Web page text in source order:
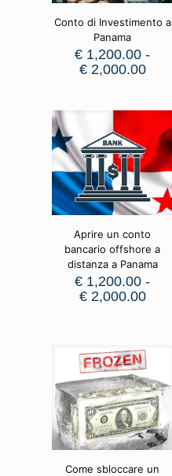
Conto di Investimento a
Panama
€ 1,200.00 -
€2,000.00
Aprire un conto
bancario offshore a
distanza a Panama
€ 1,200.00 -
€2,000.00
Come sbloccare un